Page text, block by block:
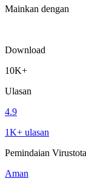
Mainkan dengan
Download
10K+
Ulasan
4.9
1K+ ulasan
Pemindaian
Aman